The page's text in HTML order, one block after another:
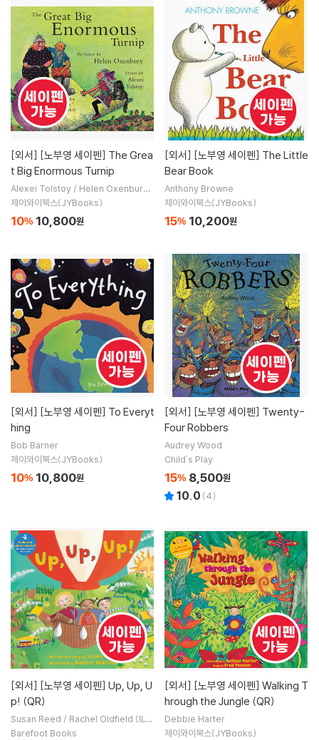
[외서]
t Big Enormous Turnip
Alexei Tolstoy / Helen Oxenbury
(ILT)
제이와이북스(JYBooks)
10% 10,800원
[외서]
Bear Book
Anthony Browne
제이와이북스(JYBooks)
15% 10,200원
[외서]
hing
Bob Barner
제이와이북스(JYBooks)
10% 10,800원
[외서]
Four Robbers
Audrey Wood
Child's Play
15% 8,500원
10.0 (4)
[외서]
p! (QR)
Susan Reed / Rachel Oldfield (IL
T)
Barefoot Books
[외서]
hrough the Jungle (QR)
Debbie Harter
제이와이북스(JYBooks)